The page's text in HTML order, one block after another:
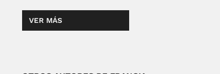
VER MÁS